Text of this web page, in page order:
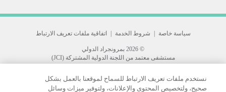
سياسة خاصة شروط الخدمة اتفاقية ملفات تعريف الارتباط
© 2026 بمرونجراد الدولي
مستشفى معتمد من اللجنة الدولية المشتركة (JCI)
33 Sukhumvit 3, Wattana, Bangkok 10110 Thailand.
All rights reserved.
نستخدم ملفات تعريف الارتباط للسماح لموقعنا بالعمل بشكل
صحيح، ولتخصيص المحتوى والإعلانات، ولتوفير ميزات وسائل